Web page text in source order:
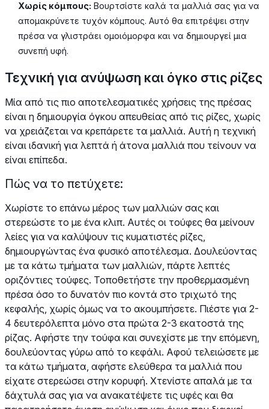
Χωρίς κόμπους: Βουρτσίστε καλά τα μαλλιά σας για να
απομακρύνετε τυχόν κόμπους. Αυτό θα επιτρέψει στην
πρέσα να γλιστράει ομοιόμορφα και να δημιουργεί μια
συνεπή υφή.
Τεχνική για ανύψωση και όγκο στις ρίζες
Μία από τις πιο αποτελεσματικές χρήσεις της πρέσας
είναι η δημιουργία όγκου απευθείας από τις ρίζες, χωρίς
να χρειάζεται να κρεπάρετε τα μαλλιά. Αυτή η τεχνική
είναι ιδανική για λεπτά ή άτονα μαλλιά που τείνουν να
είναι επίπεδα.
Πώς να το πετύχετε:
Χωρίστε το επάνω μέρος των μαλλιών σας και
στερεώστε το με ένα κλιπ. Αυτές οι τούφες θα μείνουν
λείες για να καλύψουν τις κυματιστές ρίζες,
δημιουργώντας ένα φυσικό αποτέλεσμα. Δουλεύοντας
με τα κάτω τμήματα των μαλλιών, πάρτε λεπτές
οριζόντιες τούφες. Τοποθετήστε την προθερμασμένη
πρέσα όσο το δυνατόν πιο κοντά στο τριχωτό της
κεφαλής, χωρίς όμως να το ακουμπήσετε. Πιέστε για 2-
4 δευτερόλεπτα μόνο στα πρώτα 2-3 εκατοστά της
ρίζας. Αφήστε την τούφα και συνεχίστε με την επόμενη,
δουλεύοντας γύρω από το κεφάλι. Αφού τελειώσετε με
τα κάτω τμήματα, αφήστε ελεύθερα τα μαλλιά που
είχατε στερεώσει στην κορυφή. Χτενίστε απαλά με τα
δάχτυλά σας για να ανακατέψετε τις υφές και θα